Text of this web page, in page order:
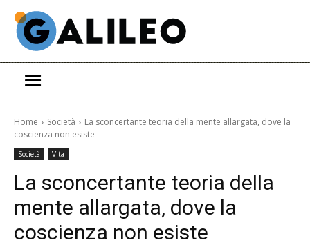
Home Società
La sconcertante teoria della mente allargata, dove la
coscienza non esiste
Società Vita
La sconcertante teoria della
mente allargata, dove la
coscienza non esiste